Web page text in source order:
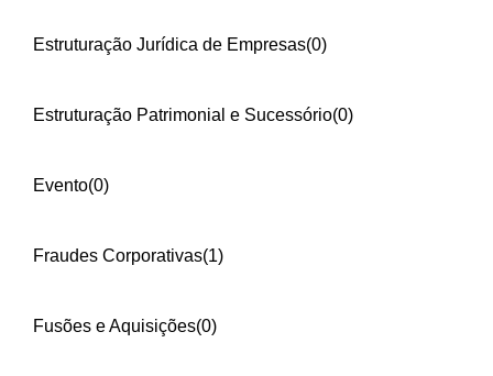
Estruturação Jurídica de Empresas(0)
Estruturação Patrimonial e Sucessório(0)
Evento(0)
Fraudes Corporativas(1)
Fusões e Aquisições(0)